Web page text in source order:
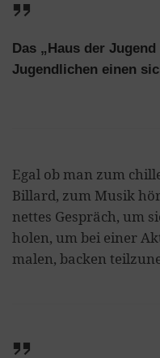
Das „Haus der
Jugendlichen einen
Egal ob man zum
Billard, zum Musik
nettes Gespräch, um
holen, um bei einer
malen, backen